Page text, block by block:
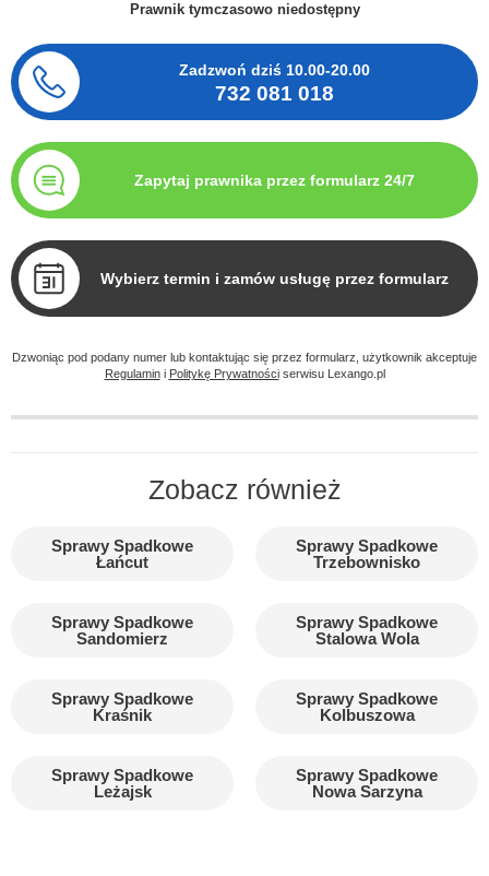
Prawnik tymczasowo niedostępny
Zadzwoń dziś 10.00-20.00
732 081 018
Zapytaj prawnika przez formularz 24/7
Wybierz termin i zamów usługę przez formularz
Dzwoniąc pod podany numer lub kontaktując się przez formularz, użytkownik akceptuje
Regulamini Politykę Prywatnościserwisu Lexango.pl
Zobacz również
Sprawy Spadkowe
Łańcut
Sprawy Spadkowe
Trzebownisko
Sprawy Spadkowe
Sandomierz
Sprawy Spadkowe
Stalowa Wola
Sprawy Spadkowe
Kraśnik
Sprawy Spadkowe
Kolbuszowa
Sprawy Spadkowe
Leżajsk
Sprawy Spadkowe
Nowa Sarzyna